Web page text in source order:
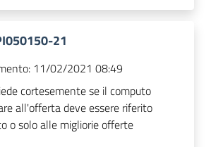
21
11/02/2021 08:49
cortesemente se il computo
all'offerta deve essere riferito
o solo alle migliorie offerte